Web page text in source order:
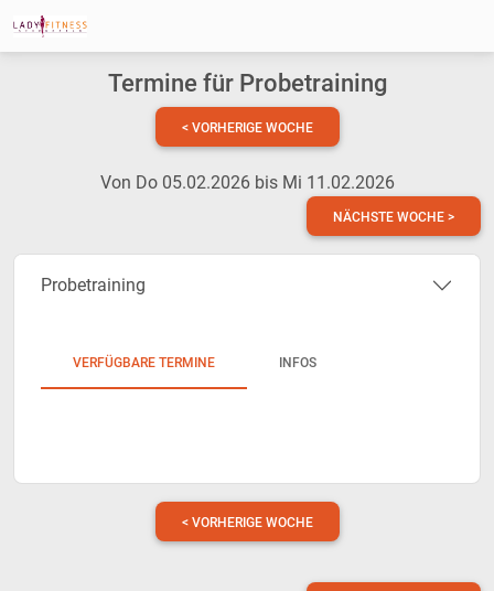
Termine für Probetraining
< VORHERIGE WOCHE
Von Do 05.02.2026 bis Mi 11.02.2026
NÄCHSTE WOCHE >
Probetraining
VERFÜGBARE TERMINE INFOS
< VORHERIGE WOCHE